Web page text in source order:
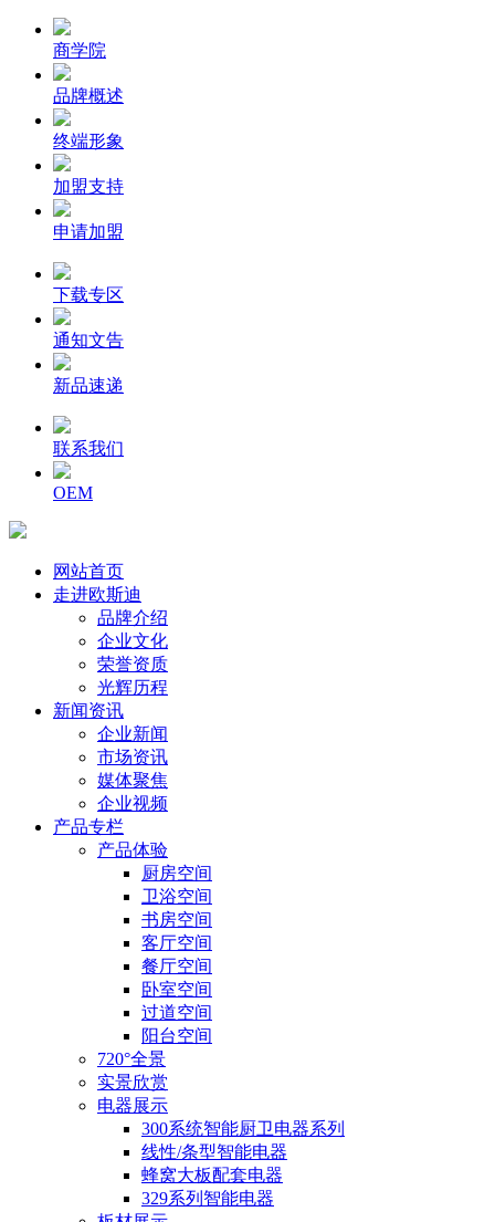
商学院
品牌概述
终端形象
加盟支持
申请加盟
下载专区
通知文告
新品速递
联系我们
OEM
网站首页
走进欧斯迪
品牌介绍
企业文化
荣誉资质
光辉历程
新闻资讯
企业新闻
市场资讯
媒体聚焦
企业视频
产品专栏
产品体验
厨房空间
卫浴空间
书房空间
客厅空间
餐厅空间
卧室空间
过道空间
阳台空间
720°全景
实景欣赏
电器展示
300系统智能厨卫电器系列
线性/条型智能电器
蜂窝大板配套电器
329系列智能电器